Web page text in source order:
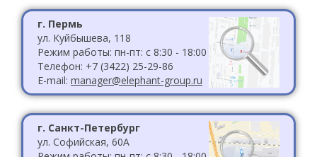
г. Пермь
ул. Куйбышева, 118
Режим работы: пн-пт: с 8:30 - 18:00
Телефон: +7 (3422) 25-29-86
E-mail: manager@elephant-group.ru
г. Санкт-Петербург
ул. Софийская, 60А